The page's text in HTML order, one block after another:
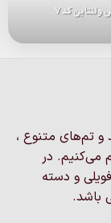
ولنتاین کد 7
و تم‌های متنوع ،
می‌کنیم. در
و دسته
باشد.